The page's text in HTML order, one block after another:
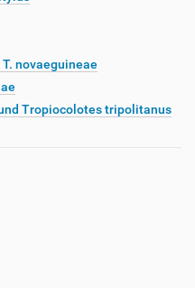
novaeguineae
Tropiocolotes tripolitanus